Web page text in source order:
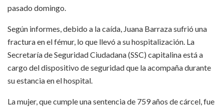
pasado domingo.
Según informes, debido a la caída, Juana Barraza sufrió una
fractura en el fémur, lo que llevó a su hospitalización. La
Secretaría de Seguridad Ciudadana (SSC) capitalina está a
cargo del dispositivo de seguridad que la acompaña durante
su estancia en el hospital.
La mujer, que cumple una sentencia de 759 años de cárcel, fue